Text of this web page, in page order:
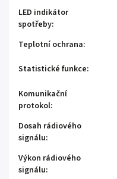
LED indikátor
spotřeby:
Teplotní ochrana:
Statistické funkce:
Komunikační
protokol:
Dosah rádiového
signálu:
Výkon rádiového
signálu: